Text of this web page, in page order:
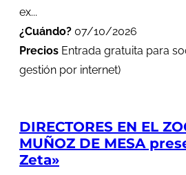
ex...
¿Cuándo? 07/10/2026
Precios Entrada gratuita para
gestión por internet)
DIRECTORES EN EL
MUÑOZ DE MESA
Zeta»